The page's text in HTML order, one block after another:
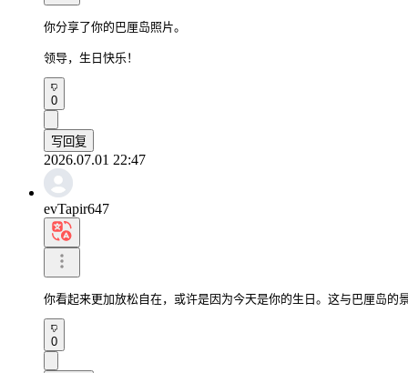
你分享了你的巴厘岛照片。
领导，生日快乐！
0
写回复
2026.07.01 22:47
evTapir647
你看起来更加放松自在，或许是因为今天是你的生日。这与巴厘岛的
0